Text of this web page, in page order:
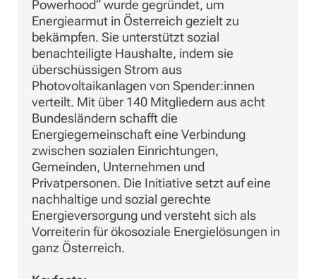
Powerhood“ wurde gegründet, um
Energiearmut in Österreich gezielt zu
bekämpfen. Sie unterstützt sozial
benachteiligte Haushalte, indem sie
überschüssigen Strom aus
Photovoltaikanlagen von Spender:innen
verteilt. Mit über 140 Mitgliedern aus acht
Bundesländern schafft die
Energiegemeinschaft eine Verbindung
zwischen sozialen Einrichtungen,
Gemeinden, Unternehmen und
Privatpersonen. Die Initiative setzt auf eine
nachhaltige und sozial gerechte
Energieversorgung und versteht sich als
Vorreiterin für ökosoziale Energielösungen in
ganz Österreich.